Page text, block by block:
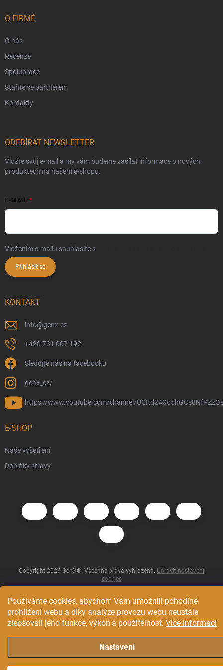
Používáme cookies, abychom Vám umožnili pohodlné
prohlížení webu a díky analýze provozu webu neustále
zlepšovali jeho funkce, výkon a použitelnost. Více informací
Nastavení
O FIRMĚ
O nás
Recenze
Spolupráce
Staňte se partnerem
Kontakty
ODEBÍRAT NEWSLETTER
Vložte svůj e-mail a my vám budeme zasílat informace o nových
produktech na našem e-shopu.
E-MAIL
Vložením e-mailu souhlasíte s
Přihlásit se
KONTAKT
info@genx.cz
+420 731 007 192
Sledujte nás na facebooku
genx_cz/
https://www.youtube.com/channel/
E-SHOP
Naše vyšetření
Doplňky stravy
Copyright 2026 GenX®. Všechna práva vyhrazena. Upravit nastavení
cookies